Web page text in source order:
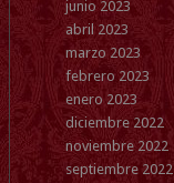
junio 2023
abril 2023
marzo 2023
febrero 2023
enero 2023
diciembre 2022
noviembre 2022
septiembre 2022